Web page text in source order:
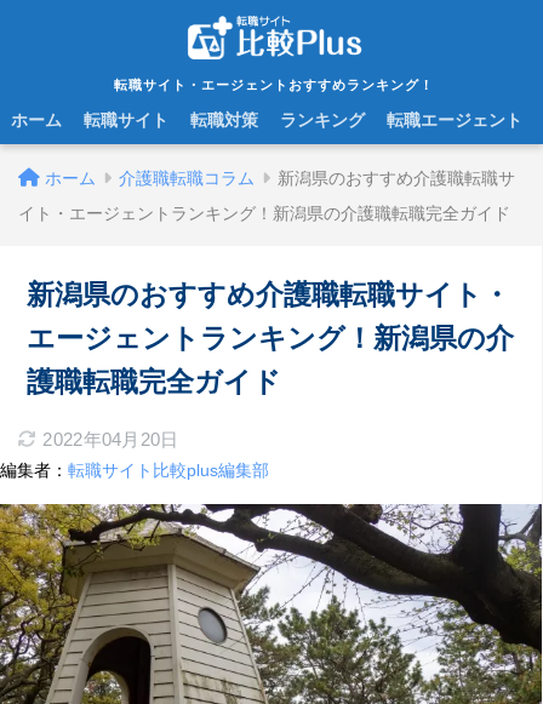
転職サイト・エージェントおすすめランキング！
ホーム 転職サイト 転職対策 ランキング 転職エージェント
ホーム 介護職転職コラム
新潟県のおすすめ介護職転職サ
イト・エージェントランキング！新潟県の介護職転職完全ガイド
新潟県のおすすめ介護職転職サイト・
エージェントランキング！新潟県の介
護職転職完全ガイド
2022年04月20日
編集者： 転職サイト比較plus編集部